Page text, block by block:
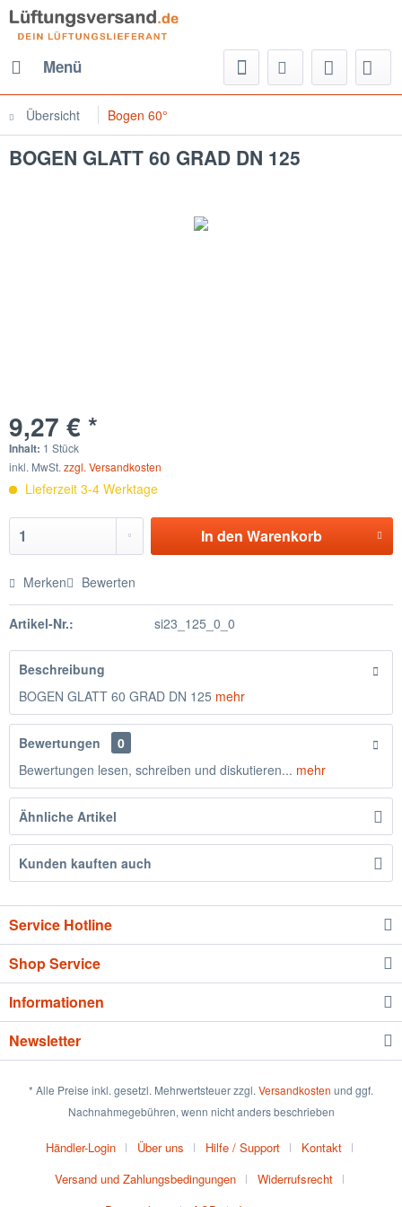
Menü
Übersicht Bogen 60°
BOGEN GLATT 60 GRAD DN 125
9,27 € *
Inhalt: 1 Stück
inkl. MwSt. zzgl. Versandkosten
Lieferzeit 3-4 Werktage
In den Warenkorb
Merken Bewerten
Artikel-Nr.: si23_125_0_0
Beschreibung
BOGEN GLATT 60 GRAD DN 125 mehr
Bewertungen
0
Bewertungen lesen, schreiben und diskutieren... mehr
Ähnliche Artikel
Kunden kauften auch
Service Hotline
Shop Service
Informationen
Newsletter
* Alle Preise inkl. gesetzl. Mehrwertsteuer zzgl. Versandkosten und ggf.
Nachnahmegebühren, wenn nicht anders beschrieben
Händler-Login Über uns Hilfe / Support
Kontakt
Versand und Zahlungsbedingungen
Widerrufsrecht